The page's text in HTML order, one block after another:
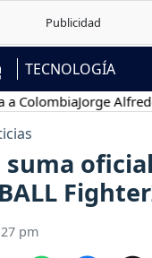
TECNOLOGÍA
Jorge Alfredo
suma
pm